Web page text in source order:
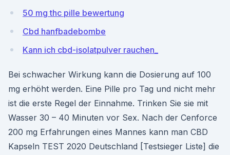
50 mg thc pille bewertung
Cbd hanfbadebombe
Kann ich cbd-isolatpulver rauchen_
Bei schwacher Wirkung kann die Dosierung auf 100
mg erhöht werden. Eine Pille pro Tag und nicht mehr
ist die erste Regel der Einnahme. Trinken Sie sie mit
Wasser 30 – 40 Minuten vor Sex. Nach der Cenforce
200 mg Erfahrungen eines Mannes kann man CBD
Kapseln TEST 2020 Deutschland [Testsieger Liste] die